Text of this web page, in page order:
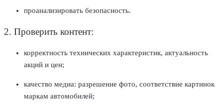
проанализировать безопасность.
2. Проверить контент:
корректность технических характеристик, актуальность
акций и цен;
качество медиа: разрешение фото, соответствие картинок
маркам автомобилей;